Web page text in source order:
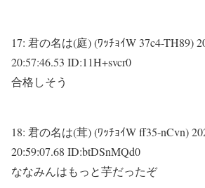
17: 君の名は(庭) (ﾜｯﾁｮｲW 37c4-TH89)
20:57:46.53 ID:11H+svcr0
合格しそう
18: 君の名は(茸) (ﾜｯﾁｮｲW ff35-nCvn)
20:59:07.68 ID:btDSnMQd0
ななみんはもっと芋だったぞ